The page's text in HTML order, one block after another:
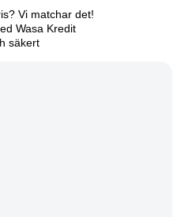
Vi matchar det!
Wasa Kredit
säkert